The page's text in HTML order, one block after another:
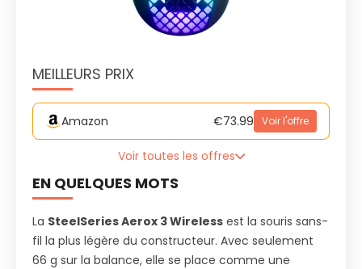
MEILLEURS PRIX
Amazon €73.99 Voir l'offre
Voir toutes les offres
EN QUELQUES MOTS
La SteelSeries Aerox 3 Wireless est la souris sans-
fil la plus légère du constructeur. Avec seulement
66 g sur la balance, elle se place comme une